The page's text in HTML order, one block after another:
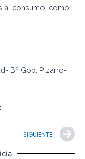
al consumo, como
Bº Gob. Pizarro-
SIGUIENTE